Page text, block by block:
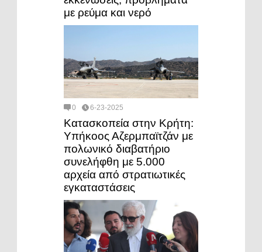
με ρεύμα και νερό
0 6-23-2025
Κατασκοπεία στην Κρήτη:
Υπήκοος Αζερμπαϊτζάν με
πολωνικό διαβατήριο
συνελήφθη με 5.000
αρχεία από στρατιωτικές
εγκαταστάσεις